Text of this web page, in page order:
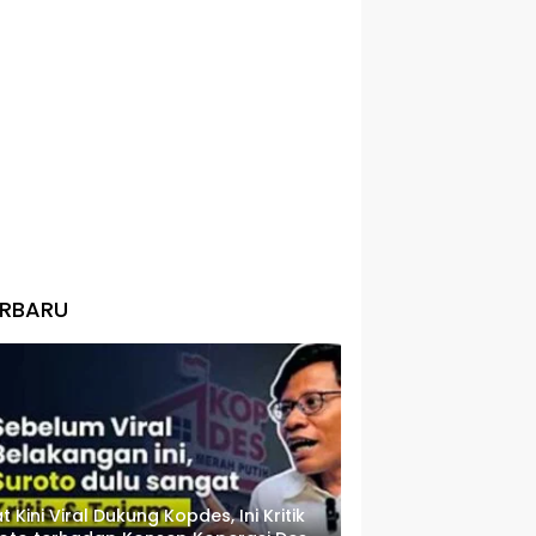
Kini Viral Dukung Kopdes, Ini Kritik